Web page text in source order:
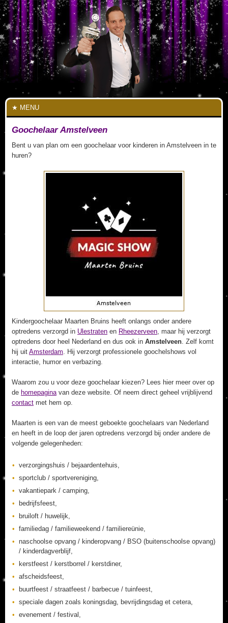
MENU
Goochelaar Amstelveen
Bent u van plan om een goochelaar voor kinderen in Amstelveen in te
huren?
Kindergoochelaar Maarten Bruins heeft onlangs onder andere
optredens verzorgd in Ulestraten en Rheezerveen, maar hij verzorgt
optredens door heel Nederland en dus ook in Amstelveen. Zelf komt
hij uit Amsterdam. Hij verzorgt professionele goochelshows vol
interactie, humor en verbazing.
Waarom zou u voor deze goochelaar kiezen? Lees hier meer over op
de homepaginavan deze website. Of neem direct geheel vrijblijvend
contact met hem op.
Maarten is een van de meest geboekte goochelaars van Nederland
en heeft in de loop der jaren optredens verzorgd bij onder andere de
volgende gelegenheden:
verzorgingshuis / bejaardentehuis,
sportclub / sportvereniging,
vakantiepark / camping,
bedrijfsfeest,
bruiloft / huwelijk,
familiedag / familieweekend / familiereünie,
naschoolse opvang / kinderopvang / BSO (buitenschoolse opvang)
/ kinderdagverblijf,
kerstfeest / kerstborrel / kerstdiner,
afscheidsfeest,
buurtfeest / straatfeest / barbecue / tuinfeest,
speciale dagen zoals koningsdag, bevrijdingsdag et cetera,
evenement / festival,